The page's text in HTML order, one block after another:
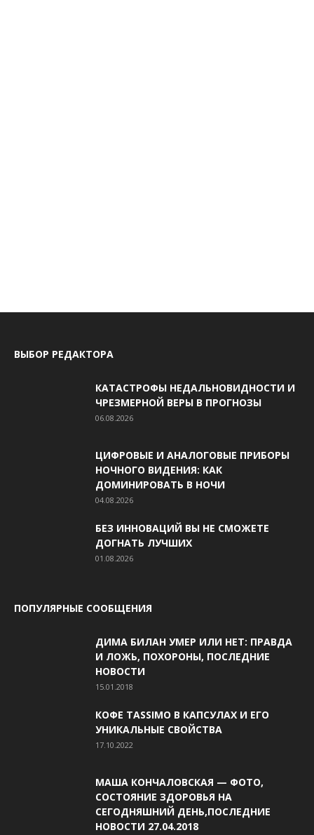
ВЫБОР РЕДАКТОРА
КАТАСТРОФЫ НЕДАЛЬНОВИДНОСТИ И
ЧРЕЗМЕРНОЙ ВЕРЫ В ПРОГНОЗЫ
06.08.2026
ЦИФРОВЫЕ И АНАЛОГОВЫЕ ПРИБОРЫ
НОЧНОГО ВИДЕНИЯ: КАК
ДОМИНИРОВАТЬ В НОЧИ
04.08.2026
БЕЗ ИННОВАЦИЙ ВЫ НЕ СМОЖЕТЕ
ДОГНАТЬ ЛУЧШИХ
01.08.2026
ПОПУЛЯРНЫЕ СООБЩЕНИЯ
ДИМА БИЛАН УМЕР ИЛИ НЕТ: ПРАВДА
И ЛОЖЬ, ПОХОРОНЫ, ПОСЛЕДНИЕ
НОВОСТИ
15.01.2018
КОФЕ TASSIMO В КАПСУЛАХ И ЕГО
УНИКАЛЬНЫЕ СВОЙСТВА
17.10.2022
МАША КОНЧАЛОВСКАЯ — ФОТО,
СОСТОЯНИЕ ЗДОРОВЬЯ НА
СЕГОДНЯШНИЙ ДЕНЬ,ПОСЛЕДНИЕ
НОВОСТИ 27.04.2018